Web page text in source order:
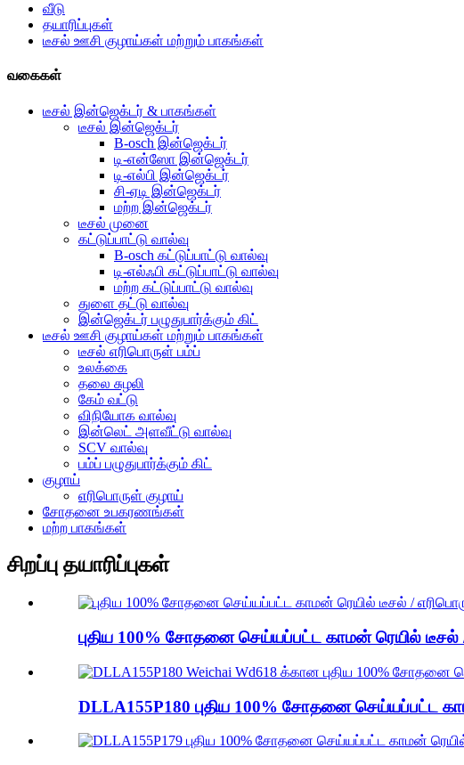
வீடு
தயாரிப்புகள்
டீசல் ஊசி குழாய்கள் மற்றும் பாகங்கள்
வகைகள்
டீசல் இன்ஜெக்டர் & பாகங்கள்
டீசல் இன்ஜெக்டர்
B-osch இன்ஜெக்டர்
டி-என்ஸோ இன்ஜெக்டர்
டி-எல்பி இன்ஜெக்டர்
சி-ஏடி இன்ஜெக்டர்
மற்ற இன்ஜெக்டர்
டீசல் முனை
கட்டுப்பாட்டு வால்வு
B-osch கட்டுப்பாட்டு வால்வு
டி-எல்ஃபி கட்டுப்பாட்டு வால்வு
மற்ற கட்டுப்பாட்டு வால்வு
துளை தட்டு வால்வு
இன்ஜெக்டர் பழுதுபார்க்கும் கிட்
டீசல் ஊசி குழாய்கள் மற்றும் பாகங்கள்
டீசல் எரிபொருள் பம்ப்
உலக்கை
தலை சுழலி
கேம் வட்டு
விநியோக வால்வு
இன்லெட் அளவீட்டு வால்வு
SCV வால்வு
பம்ப் பழுதுபார்க்கும் கிட்
குழாய்
எரிபொருள் குழாய்
சோதனை உபகரணங்கள்
மற்ற பாகங்கள்
சிறப்பு தயாரிப்புகள்
புதிய 100% சோதனை செய்யப்பட்ட காமன் ரெயில் டீசல்
DLLA155P180 புதிய 100% சோதனை செய்யப்பட்ட